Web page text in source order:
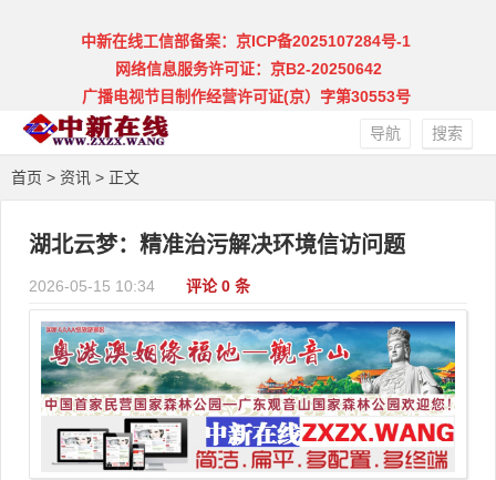
中新在线工信部备案：京ICP备2025107284号-1
网络信息服务许可证：京B2-20250642
广播电视节目制作经营许可证(京）字第30553号
搜索
导航
首页 > 资讯 > 正文
湖北云梦：精准治污解决环境信访问题
2026-05-15 10:34 评论 0 条